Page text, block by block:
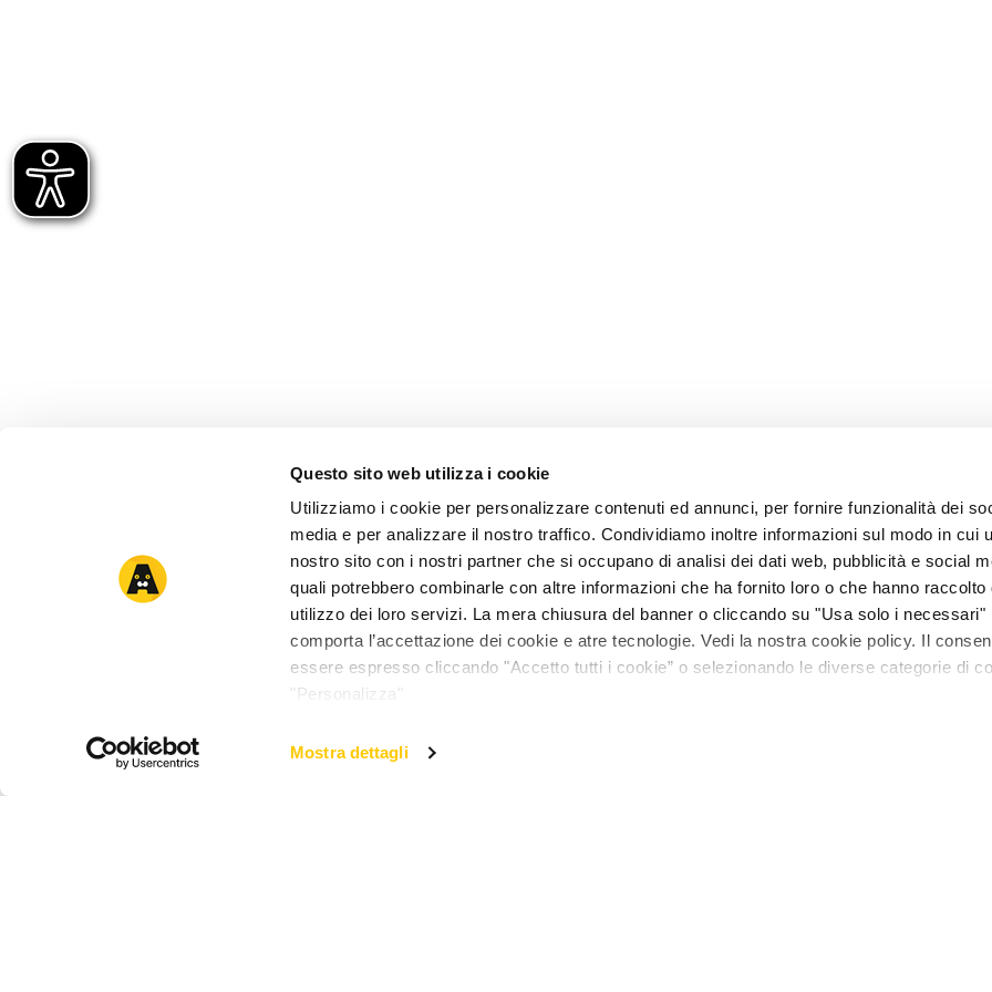
Questo sito web utilizza i cookie
Utilizziamo i cookie per personalizzare contenuti ed annunci, per fornire funzionalità dei
media e per analizzare il nostro traffico. Condividiamo inoltre informazioni sul modo in cui
nostro sito con i nostri partner che si occupano di analisi dei dati web, pubblicità e social
quali potrebbero combinarle con altre informazioni che ha fornito loro o che hanno raccolto
utilizzo dei loro servizi. La mera chiusura del banner o cliccando su "Usa solo i necessari"
comporta l’accettazione dei cookie e atre tecnologie. Vedi la nostra cookie policy. Il
essere espresso cliccando "Accetto tutti i cookie” o selezionando le diverse categorie di
"Personalizza"
Mostra dettagli